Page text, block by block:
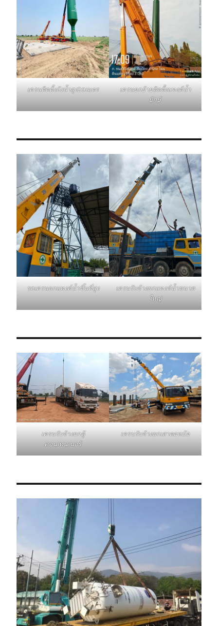
เครนติดตั้งถังน้ำสูง20เมตร
เครนยกย้ายติดตั้งแทงค์น้ำ
ยักษ์
รถเครนยกแทงค์น้ำขึ้นที่สูง
เครนรับจ้างยกแทงค์น้ำขนาด
ใหญ่
เครนรับจ้างยกตู้
คอนเทนเนอร์
เครนรับจ้างยกเสาตอหม้อ